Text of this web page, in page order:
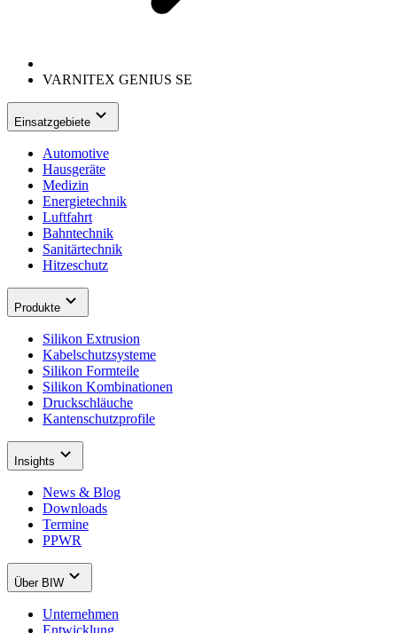
VARNITEX GENIUS SE
Einsatzgebiete
Automotive
Hausgeräte
Medizin
Energietechnik
Luftfahrt
Bahntechnik
Sanitärtechnik
Hitzeschutz
Produkte
Silikon Extrusion
Kabelschutzsysteme
Silikon Formteile
Silikon Kombinationen
Druckschläuche
Kantenschutzprofile
Insights
News & Blog
Downloads
Termine
PPWR
Über BIW
Unternehmen
Entwicklung